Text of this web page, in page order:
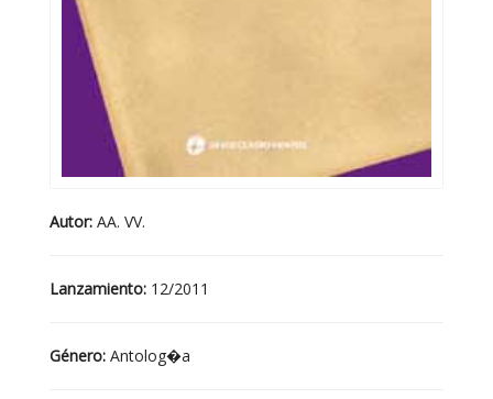
Autor: AA. VV.
Lanzamiento: 12/2011
Género: Antolog�a